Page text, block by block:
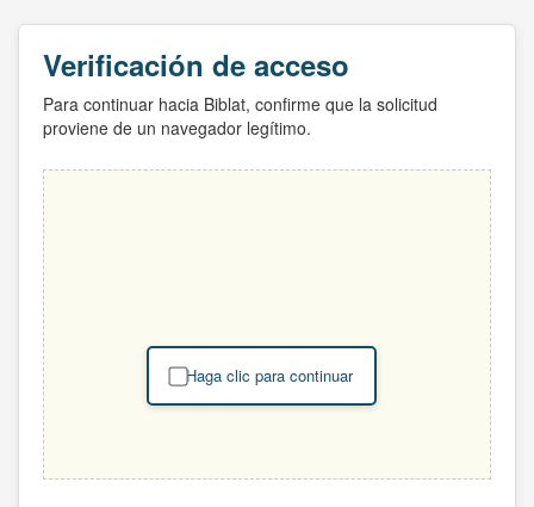
Verificación de acceso
Para continuar hacia Biblat, confirme que la solicitud
proviene de un navegador legítimo.
Haga clic para continuar